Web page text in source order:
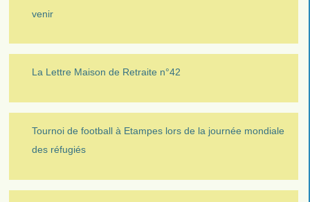
venir
La Lettre Maison de Retraite n°42
Tournoi de football à Etampes lors de la journée mondiale
des réfugiés